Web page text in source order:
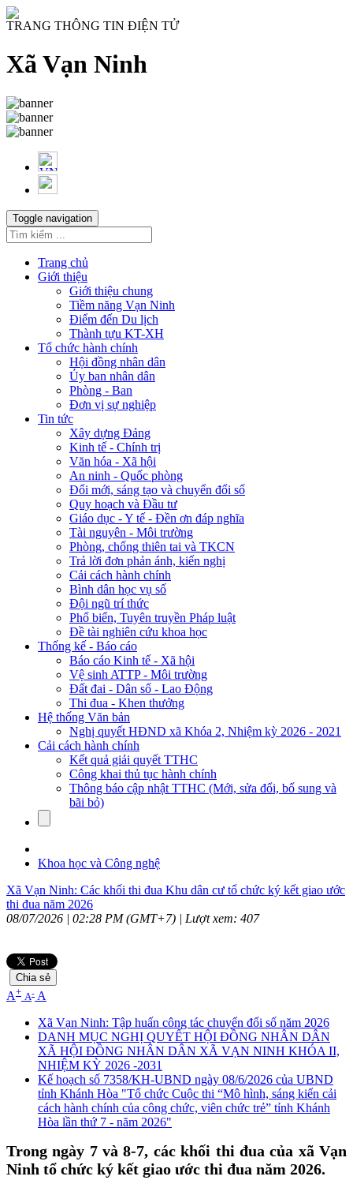
TRANG THÔNG TIN ĐIỆN TỬ
Xã Vạn Ninh
Toggle navigation
Trang chủ
Giới thiệu
Giới thiệu chung
Tiềm năng Vạn Ninh
Điểm đến Du lịch
Thành tựu KT-XH
Tổ chức hành chính
Hội đồng nhân dân
Ủy ban nhân dân
Phòng - Ban
Đơn vị sự nghiệp
Tin tức
Xây dựng Đảng
Kinh tế - Chính trị
Văn hóa - Xã hội
An ninh - Quốc phòng
Đổi mới, sáng tạo và chuyển đổi số
Quy hoạch và Đầu tư
Giáo dục - Y tế - Đền ơn đáp nghĩa
Tài nguyên - Môi trường
Phòng, chống thiên tai và TKCN
Trả lời đơn phản ánh, kiến nghị
Cải cách hành chính
Bình dân học vụ số
Đội ngũ trí thức
Phổ biến, Tuyên truyền Pháp luật
Đề tài nghiên cứu khoa học
Thống kế - Báo cáo
Báo cáo Kinh tế - Xã hội
Vệ sinh ATTP - Môi trường
Đất đai - Dân số - Lao Động
Thi đua - Khen thưởng
Hệ thống Văn bản
Nghị quyết HĐND xã Khóa 2, Nhiệm kỳ 2026 - 2021
Cải cách hành chính
Kết quả giải quyết TTHC
Công khai thủ tục hành chính
Thông báo cập nhật TTHC (Mới, sửa đổi, bổ sung và
bãi bỏ)
Khoa học và Công nghệ
Xã Vạn Ninh: Các khối thi đua Khu dân cư tổ chức ký kết giao ước
thi đua năm 2026
08/07/2026 | 02:28 PM (GMT+7) | Lượt xem: 407
Chia sẻ
A+ A- A
Xã Vạn Ninh: Tập huấn công tác chuyển đổi số năm 2026
DANH MỤC NGHỊ QUYẾT HỘI ĐỒNG NHÂN DÂN
XÃ HỘI ĐỒNG NHÂN DÂN XÃ VẠN NINH KHÓA II,
NHIỆM KỲ 2026 -2031
Kế hoạch số 7358/KH-UBND ngày 08/6/2026 của UBND
tỉnh Khánh Hòa "Tổ chức Cuộc thi “Mô hình, sáng kiến cải
cách hành chính của công chức, viên chức trẻ” tỉnh Khánh
Hòa lần thứ 7 - năm 2026"
Trong ngày 7 và 8-7, các khối thi đua của xã Vạn
Ninh tổ chức ký kết giao ước thi đua năm 2026.